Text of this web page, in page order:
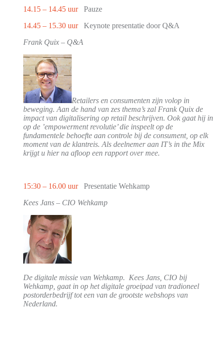
14.15 – 14.45 uur
Pauze
14.45 – 15.30 uurKeynote presentatie door Q&A
Frank Quix – Q&A
Retailers en consumenten zijn volop in
beweging. Aan de hand van zes thema’s zal Frank Quix de
impact van digitalisering op retail beschrijven. Ook gaat hij in
op de ’empowerment revolutie’ die inspeelt op de
fundamentele behoefte aan controle bij de consument, op elk
moment van de klantreis. Als deelnemer aan IT’s in the Mix
krijgt u hier na afloop een rapport over mee.
15:30 – 16.00 uur
Presentatie Wehkamp
Kees Jans – CIO Wehkamp
De digitale missie van Wehkamp. Kees Jans, CIO bij
Wehkamp, gaat in op het digitale groeipad van tradioneel
postorderbedrijf tot een van de grootste webshops van
Nederland.